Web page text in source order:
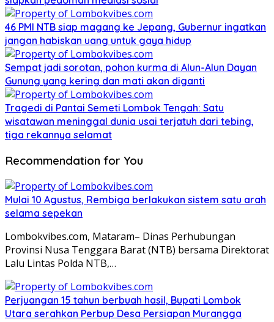
46 PMI NTB siap magang ke Jepang, Gubernur ingatkan
jangan habiskan uang untuk gaya hidup
Sempat jadi sorotan, pohon kurma di Alun-Alun Dayan
Gunung yang kering dan mati akan diganti
Tragedi di Pantai Semeti Lombok Tengah: Satu
wisatawan meninggal dunia usai terjatuh dari tebing,
tiga rekannya selamat
Recommendation for You
Mulai 10 Agustus, Rembiga berlakukan sistem satu arah
selama sepekan
Lombokvibes.com, Mataram– Dinas Perhubungan
Provinsi Nusa Tenggara Barat (NTB) bersama Direktorat
Lalu Lintas Polda NTB,…
Perjuangan 15 tahun berbuah hasil, Bupati Lombok
Utara serahkan Perbup Desa Persiapan Murangga